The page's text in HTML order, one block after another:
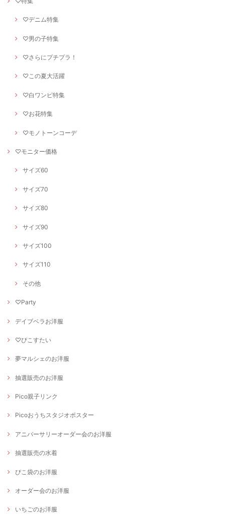
♡デニム特集
♡男の子特集
♡さらにプチプラ！
♡この夏大活躍
♡白ワンピ特集
♡お花特集
♡モノトーンコーデ
♡モニター価格
サイズ60
サイズ70
サイズ80
サイズ90
サイズ100
サイズ110
その他
♡Party
デイブベラお洋服
♡ぴこすたい
夢マルシェのお洋服
抽選販売のお洋服
Pico親子リンク
Picoおうちスタジオポスター
アニバーサリーオーダー会のお洋服
抽選販売の水着
ぴこ袋のお洋服
オーダー会のお洋服
いちごのお洋服